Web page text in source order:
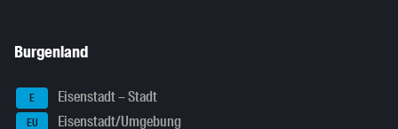
Burgenland
E Eisenstadt – Stadt
EU Eisenstadt/Umgebung